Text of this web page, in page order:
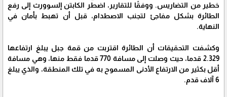
خطير من التضاريس. ووفقًا للتقارير، اضطر الكابتن إلسوورث إلى رفع
الطائرة بشكل مفاجئ لتجنب الاصطدام، قبل أن تهبط بأمان في
النهاية.
وكشفت التحقيقات أن الطائرة اقتربت من قمة جبل يبلغ ارتفاعها
2.329 قدما، حيث وصلت إلى مسافة 770 قدما فقط منها، وهي مسافة
أقل بكثير من الارتفاع الأدنى المسموح به في تلك المنطقة، والذي يبلغ
6 آلاف قدم.